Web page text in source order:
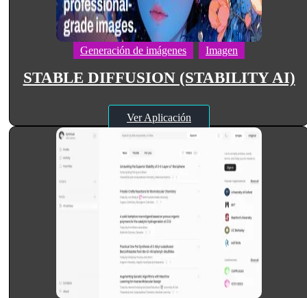
Generación de imágenes Imagen
STABLE DIFFUSION (STABILITY AI)
Ver Aplicación